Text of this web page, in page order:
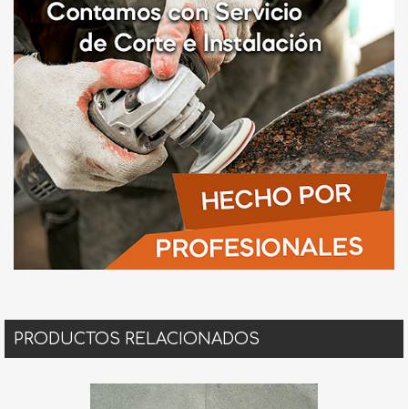
PRODUCTOS RELACIONADOS